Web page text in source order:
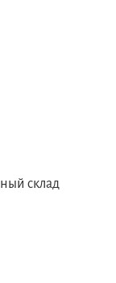
склад